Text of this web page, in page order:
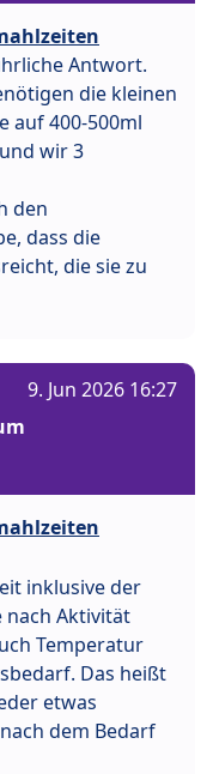
Antwort.
die kleinen
auf 400-500ml
wir 3
den
dass die
die sie zu
9. Jun 2026 16:27
inklusive der
nach Aktivität
Temperatur
Das heißt
etwas
dem Bedarf